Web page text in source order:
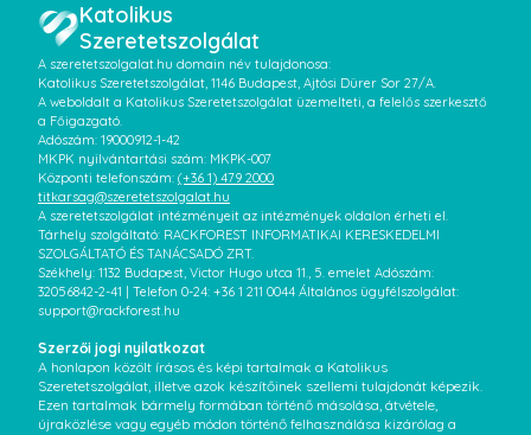
Katolikus
Szeretetszolgálat
A szeretetszolgalat.hu domain név tulajdonosa:
Katolikus Szeretetszolgálat, 1146 Budapest, Ajtósi Dürer Sor 27/A.
A weboldalt a Katolikus Szeretetszolgálat üzemelteti, a felelős szerkesztő
a Főigazgató.
Adószám: 19000912-1-42
MKPK nyilvántartási szám: MKPK-007
Központi telefonszám: (+36 1) 479 2000
titkarsag@szeretetszolgalat.hu
A szeretetszolgálat intézményeit az intézmények oldalon érheti el.
Tárhely szolgáltató: RACKFOREST INFORMATIKAI KERESKEDELMI
SZOLGÁLTATÓ ÉS TANÁCSADÓ ZRT.
Székhely: 1132 Budapest, Victor Hugo utca 11., 5. emelet Adószám:
32056842-2-41 | Telefon 0-24: +36 1 211 0044 Általános ügyfélszolgálat:
support@rackforest.hu
Szerzői jogi nyilatkozat
A honlapon közölt írásos és képi tartalmak a Katolikus
Szeretetszolgálat, illetve azok készítőinek szellemi tulajdonát képezik.
Ezen tartalmak bármely formában történő másolása, átvétele,
újraközlése vagy egyéb módon történő felhasználása kizárólag a